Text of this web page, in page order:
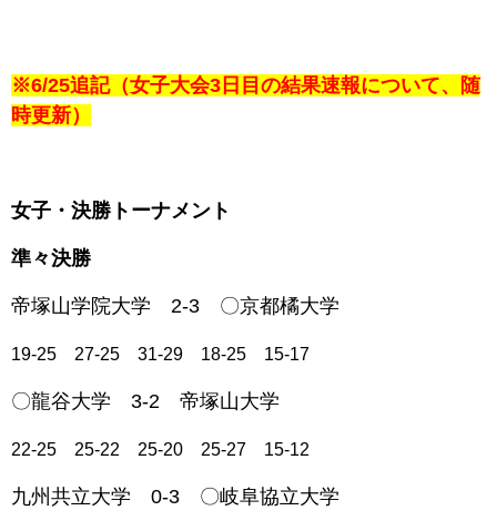
※6/25追記（女子大会3日目の結果速報について、随
時更新）
女子・決勝トーナメント
準々決勝
帝塚山学院大学 2-3 〇京都橘大学
19-25 27-25 31-29 18-25 15-17
〇龍谷大学 3-2 帝塚山大学
22-25 25-22 25-20 25-27 15-12
九州共立大学 0-3 〇岐阜協立大学